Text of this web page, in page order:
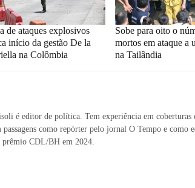
de ataques explosivos
início da gestão De la
na Colômbia
Sobe para oito o
mortos em ataque a
na Tailândia
é editor de política. Tem experiência em coberturas
como repórter pelo jornal O Tempo e como
CDL/BH em 2024.